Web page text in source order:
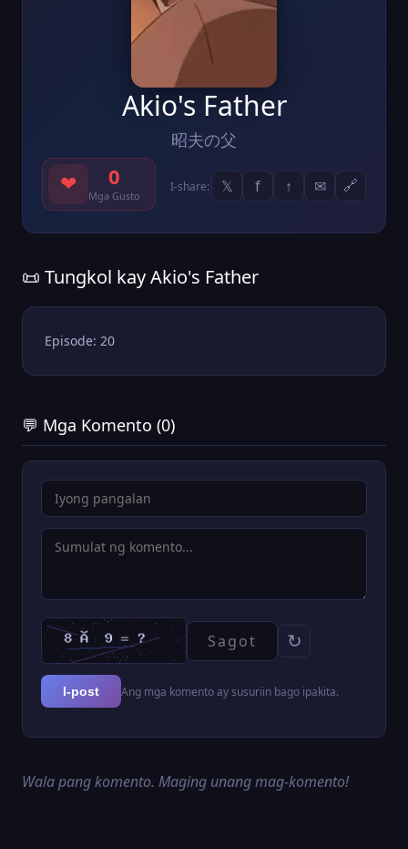
Akio's Father
昭夫の父
❤ 0
Mga Gusto
I-share: 𝕏 f ↑ ✉ 🔗
📜 Tungkol kay Akio's Father
Episode: 20
💬 Mga Komento (0)
↻
I-post Ang mga komento ay susuriin bago ipakita.
Wala pang komento. Maging unang mag-komento!